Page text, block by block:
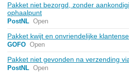
Pakket niet bezorgd, zonder
ophaalpunt
PostNL Open
Pakket kwijt en onvriendelijke
GOFO Open
Pakket niet gevonden na verzending
PostNL Open